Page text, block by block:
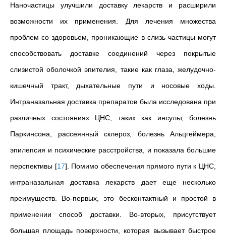
Наночастицы улучшили доставку лекарств и расширили
возможности их применения. Для лечения множества
проблем со здоровьем, проникающие в слизь частицы могут
способствовать доставке соединений через покрытые
слизистой оболочкой эпителия, такие как глаза, желудочно-
кишечный тракт, дыхательные пути и носовые ходы.
Интраназальная доставка препаратов была исследована при
различных состояниях ЦНС, таких как инсульт, болезнь
Паркинсона, рассеянный склероз, болезнь Альцгеймера,
эпилепсия и психические расстройства, и показала большие
перспективы [17] . Помимо обеспечения прямого пути к ЦНС,
интраназальная доставка лекарств дает еще несколько
преимуществ. Во-первых, это бесконтактный и простой в
применении способ доставки. Во-вторых, присутствует
большая площадь поверхности, которая вызывает быстрое